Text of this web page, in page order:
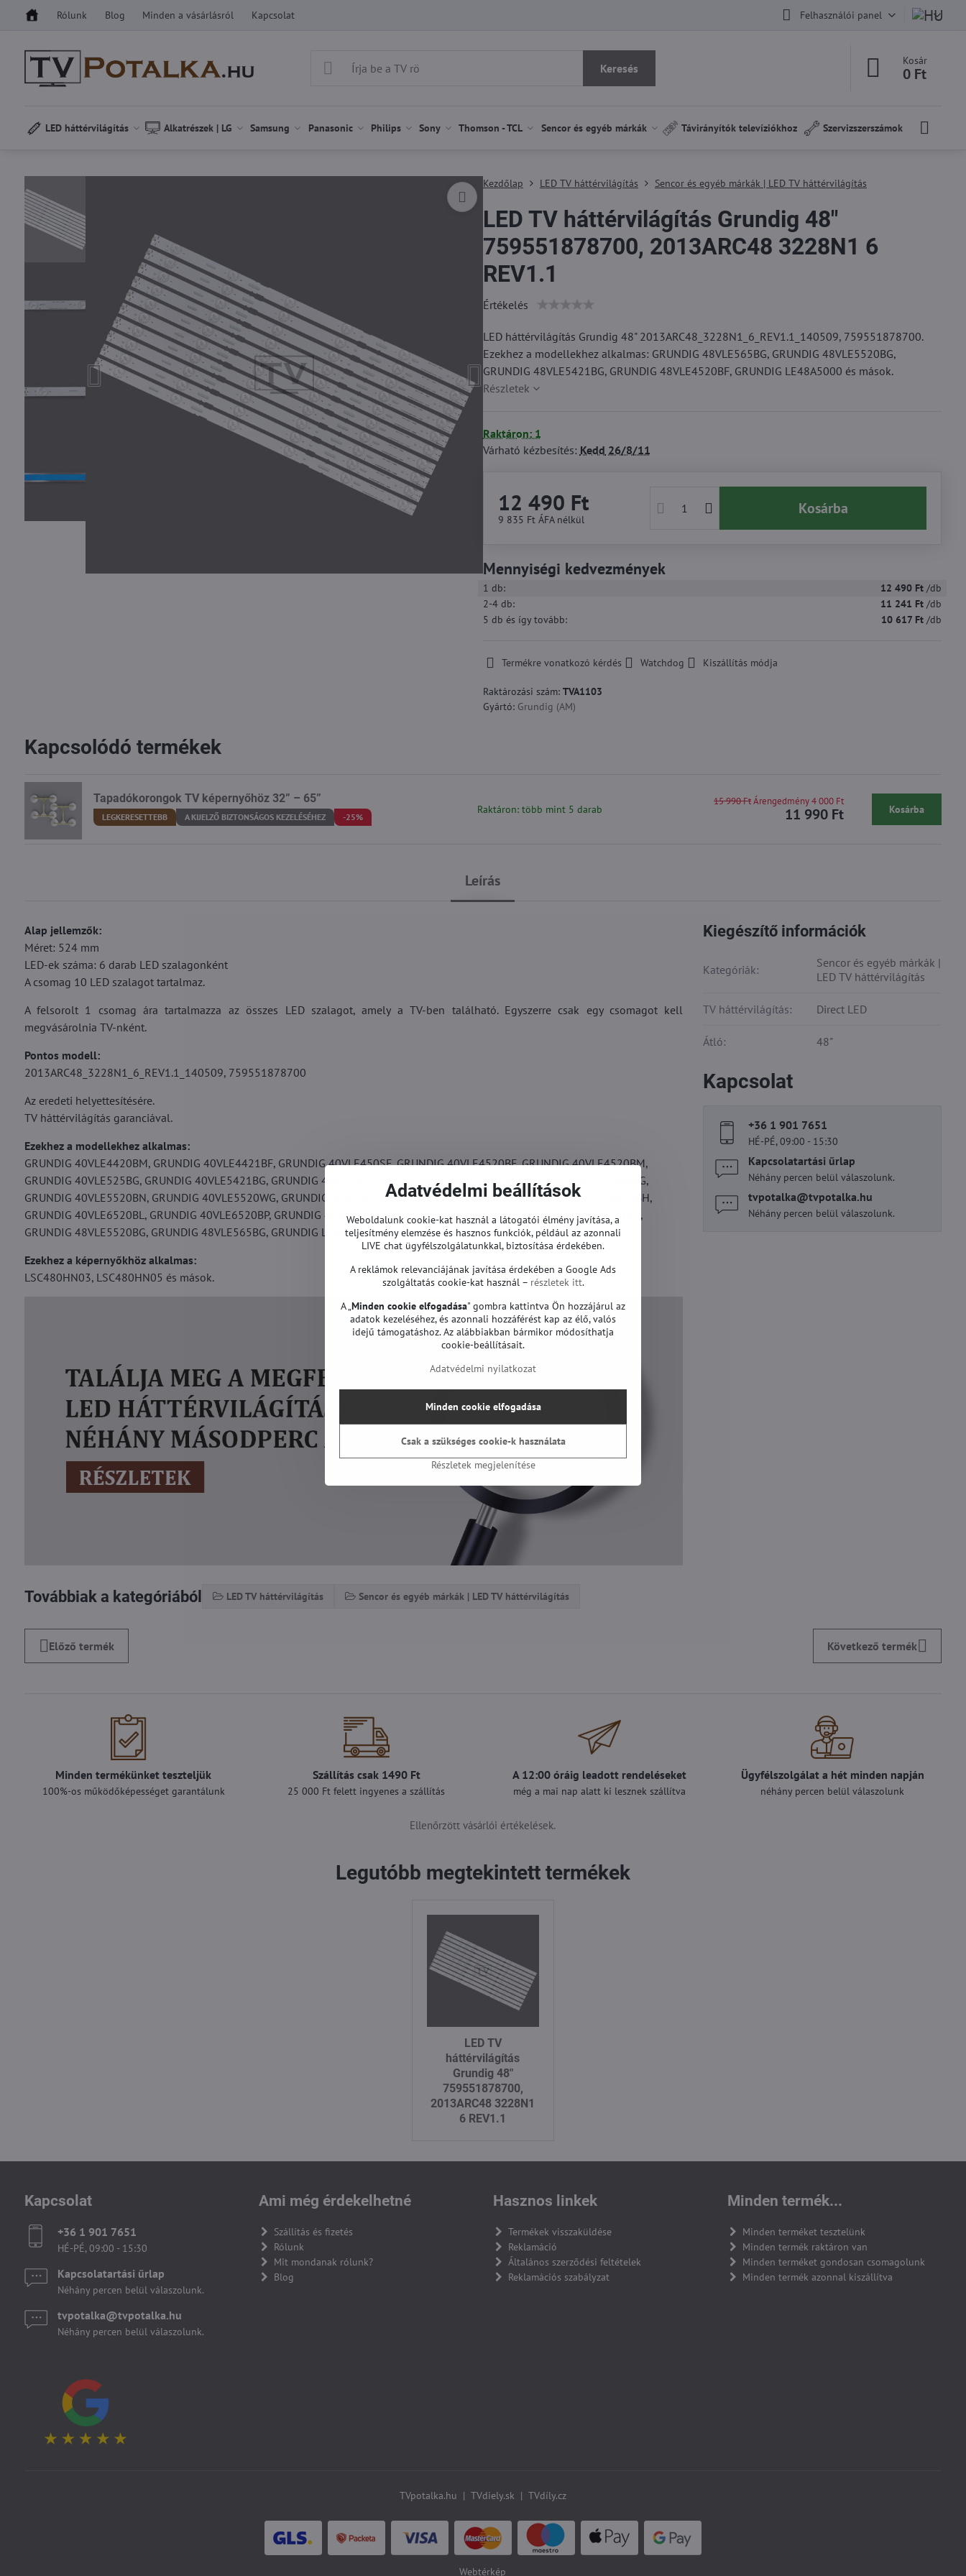
Rólunk Blog Minden a vásárlásról Kapcsolat Felhasználói panel
Keresés
Kosár
0 Ft
LED háttérvilágítás Alkatrészek | LG Samsung Panasonic Philips Sony Thomson - TCL Sencor és egyéb márkák Távirányítók televíziókhoz Szervizszerszámok
Kezdőlap LED TV háttérvilágítás Sencor és egyéb márkák | LED TV háttérvilágítás
LED TV háttérvilágítás Grundig 48"
759551878700, 2013ARC48 3228N1 6
REV1.1
Értékelés
LED háttérvilágítás Grundig 48" 2013ARC48_3228N1_6_REV1.1_140509, 759551878700.
Ezekhez a modellekhez alkalmas: GRUNDIG 48VLE565BG, GRUNDIG 48VLE5520BG,
GRUNDIG 48VLE5421BG, GRUNDIG 48VLE4520BF, GRUNDIG LE48A5000 és mások.
Részletek
Raktáron: 1
Várható kézbesítés: Kedd 26/8/11
12 490 Ft
9 835 Ft ÁFA nélkül
Kosárba
Mennyiségi kedvezmények
1 db: 12 490 Ft /db
2-4db: 11 241 Ft /db
5 db és így tovább: 10 617 Ft /db
Termékre vonatkozó kérdés Watchdog Kiszállítás módja
Raktározási szám: TVA1103
Gyártó: Grundig (AM)
Leírás
Alap jellemzők:
Méret: 524 mm
LED-ek száma: 6 darab LED szalagonként
A csomag 10 LED szalagot tartalmaz.
A felsorolt 1 csomag ára tartalmazza az összes LED szalagot, amely a TV-ben található. Egyszerre csak egy csomagot kell
megvásárolnia TV-nként.
Pontos modell:
2013ARC48_3228N1_6_REV1.1_140509, 759551878700
Az eredeti helyettesítésére.
TV háttérvilágítás garanciával.
Ezekhez a modellekhez alkalmas:
GRUNDIG 40VLE4420BM, GRUNDIG 40VLE4421BF, GRUNDIG 40VLE450SF, GRUNDIG 40VLE4520BF, GRUNDIG 40VLE4520BM,
GRUNDIG 40VLE525BG, GRUNDIG 40VLE5421BG, GRUNDIG 40VLE5425WG, GRUNDIG 40VLE5429BP, GRUNDIG 40VLE5520BG,
GRUNDIG 40VLE5520BN, GRUNDIG 40VLE5520WG, GRUNDIG 40VLE5526BG, GRUNDIG 40VLE565BG, GRUNDIG 40VLE6420BH,
GRUNDIG 40VLE6520BL, GRUNDIG 40VLE6520BP, GRUNDIG 40VLE685BG, GRUNDIG 48VLE4520BF, GRUNDIG 48VLE5421BG,
GRUNDIG 48VLE5520BG, GRUNDIG 48VLE565BG, GRUNDIG LE48A5000, GRUNDIG KM0248 és mások.
Ezekhez a képernyőkhöz alkalmas:
LSC480HN03, LSC480HN05 és mások.
Továbbiak a kategóriából LED TV háttérvilágítás Sencor és egyéb márkák | LED TV háttérvilágítás
Kiegészítő információk
Kategóriák:
Sencor és egyéb márkák |
LED TV háttérvilágítás
TV háttérvilágítás: Direct LED
Átló: 48"
Kapcsolat
+36 1 901 7651
HÉ-PÉ, 09:00 - 15:30
Kapcsolatartási űrlap
Néhány percen belül válaszolunk.
tvpotalka​@tvpotalka​.hu
Néhány percen belül válaszolunk.
Előző termék Következő termék
Kapcsolódó termékek
Tapadókorongok TV képernyőhöz 32” – 65”
LEGKERESETTEBB A KIJELZŐ BIZTONSÁGOS KEZELÉSÉHEZ -25%
Raktáron: több mint 5 darab 11 990 Ft
15 990 Ft Árengedmény 4 000 Ft
Kosárba
Minden termékünket teszteljük
100%-os működőképességet garantálunk
Szállítás csak 1490 Ft
25 000 Ft felett ingyenes a szállítás
A 12:00 óráig leadott rendeléseket
még a mai nap alatt ki lesznek szállítva
Ügyfélszolgálat a hét minden napján
néhány percen belül válaszolunk
Ellenőrzött vásárlói értékelések.
Legutóbb megtekintett termékek
LED TV
háttérvilágítás
Grundig 48"
759551878700,
2013ARC48 3228N1
6 REV1.1
Kapcsolat
+36 1 901 7651
HÉ-PÉ, 09:00 - 15:30
Kapcsolatartási űrlap
Néhány percen belül válaszolunk.
tvpotalka​@tvpotalka​.hu
Néhány percen belül válaszolunk.
Ami még érdekelhetné
Szállítás és fizetés
Rólunk
Mit mondanak rólunk?
Blog
Hasznos linkek
Termékek visszaküldése
Reklamáció
Általános szerződési feltételek
Reklamációs szabályzat
Minden termék...
Minden terméket tesztelünk
Minden termék raktáron van
Minden terméket gondosan csomagolunk
Minden termék azonnal kiszállítva
TVpotalka.hu | TVdiely.sk | TVdíly.cz
Webtérkép
Adatvédelmi beállítások
Weboldalunk cookie-kat használ a látogatói élmény javítása, a
teljesítmény elemzése és hasznos funkciók, például az azonnali
LIVE chat ügyfélszolgálatunkkal, biztosítása érdekében.
A reklámok relevanciájának javítása érdekében a Google Ads
szolgáltatás cookie-kat használ – részletek itt.
A „Minden cookie elfogadása" gombra kattintva Ön hozzájárul az
adatok kezeléséhez, és azonnali hozzáférést kap az élő, valós
idejű támogatáshoz. Az alábbiakban bármikor módosíthatja
cookie-beállításait.
Adatvédelmi nyilatkozat
Részletek megjelenítése
Minden cookie elfogadása
Csak a szükséges cookie-k használata